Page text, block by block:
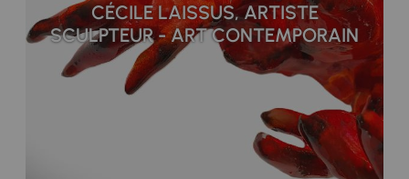
CÉCILE LAISSUS, ARTISTE
SCULPTEUR - ART CONTEMPORAIN